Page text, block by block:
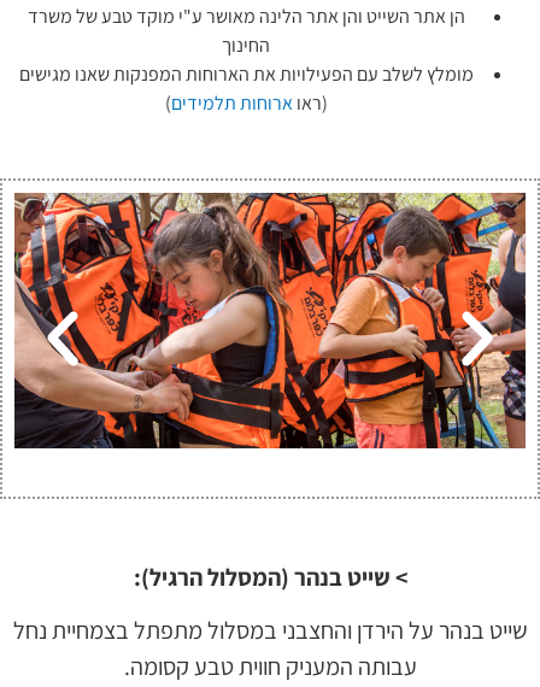
הן אתר השייט והן אתר הלינה מאושר ע"י מוקד טבע של משרד
החינוך
מומלץ לשלב עם הפעילויות את הארוחות המפנקות שאנו מגישים
(ראוארוחות תלמידים)
> שייט בנהר (המסלול הרגיל):
שייט בנהר על הירדן והחצבני במסלול מתפתל בצמחיית נחל
עבותה המעניק חווית טבע קסומה.